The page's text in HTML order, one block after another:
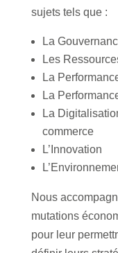
sujets tels que :
La
Les
La
La
La
commerce
L’Innovation
Nous
mutations
pour leur